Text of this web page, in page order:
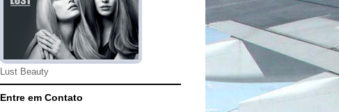
Lust Beauty
Entre em Contato